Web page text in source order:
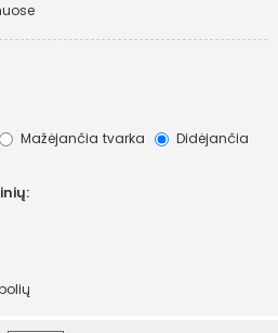
Mažėjančia tvarka
Didėjančia